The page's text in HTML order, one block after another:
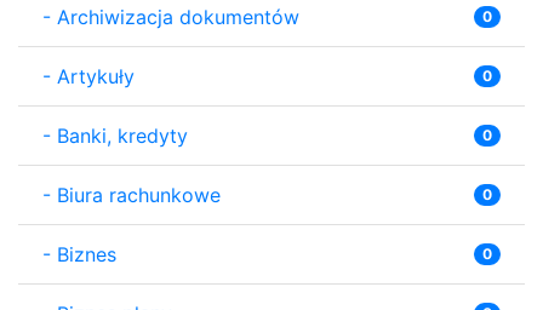
- Archiwizacja dokumentów 0
- Artykuły 0
- Banki, kredyty 0
- Biura rachunkowe 0
- Biznes 0